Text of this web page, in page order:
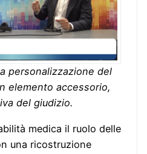
personalizzazione del
elemento accessorio,
del giudizio.
medica il ruolo delle
una ricostruzione